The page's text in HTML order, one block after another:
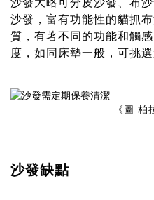
沙發大略可分皮沙發、布
沙發，富有功能性的貓抓
質，有著不同的功能和觸
度，如同床墊一般，可挑
《圖 柏
沙發缺點